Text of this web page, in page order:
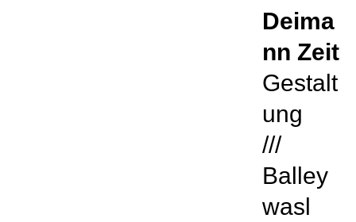
Deima
nn Zeit
Gestalt
ung
///
Balley
wasl